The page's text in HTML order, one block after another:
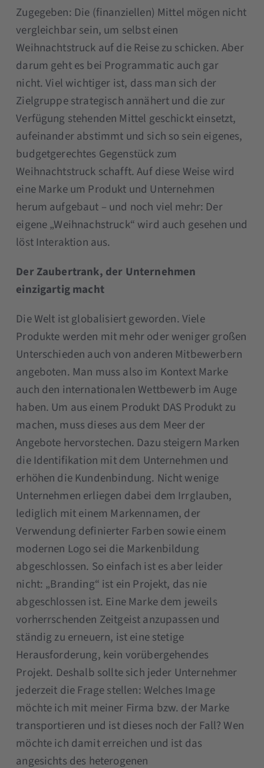
Zugegeben: Die (finanziellen) Mittel mögen nicht
vergleichbar sein, um selbst einen
Weihnachtstruck auf die Reise zu schicken. Aber
darum geht es bei Programmatic auch gar
nicht. Viel wichtiger ist, dass man sich der
Zielgruppe strategisch annähert und die zur
Verfügung stehenden Mittel geschickt einsetzt,
aufeinander abstimmt und sich so sein eigenes,
budgetgerechtes Gegenstück zum
Weihnachtstruck schafft. Auf diese Weise wird
eine Marke um Produkt und Unternehmen
herum aufgebaut – und noch viel mehr: Der
eigene „Weihnachstruck“ wird auch gesehen und
löst Interaktion aus.
Der Zaubertrank, der Unternehmen
einzigartig macht
Die Welt ist globalisiert geworden. Viele
Produkte werden mit mehr oder weniger großen
Unterschieden auch von anderen Mitbewerbern
angeboten. Man muss also im Kontext Marke
auch den internationalen Wettbewerb im Auge
haben. Um aus einem Produkt DAS Produkt zu
machen, muss dieses aus dem Meer der
Angebote hervorstechen. Dazu steigern Marken
die Identifikation mit dem Unternehmen und
erhöhen die Kundenbindung. Nicht wenige
Unternehmen erliegen dabei dem Irrglauben,
lediglich mit einem Markennamen, der
Verwendung definierter Farben sowie einem
modernen Logo sei die Markenbildung
abgeschlossen. So einfach ist es aber leider
nicht: „Branding“ ist ein Projekt, das nie
abgeschlossen ist. Eine Marke dem jeweils
vorherrschenden Zeitgeist anzupassen und
ständig zu erneuern, ist eine stetige
Herausforderung, kein vorübergehendes
Projekt. Deshalb sollte sich jeder Unternehmer
jederzeit die Frage stellen: Welches Image
möchte ich mit meiner Firma bzw. der Marke
transportieren und ist dieses noch der Fall? Wen
möchte ich damit erreichen und ist das
angesichts des heterogenen